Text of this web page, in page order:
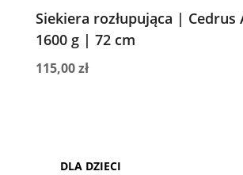
Siekiera rozłupująca | Cedrus
1600 g | 72 cm
115,00zł
DLA DZIECI